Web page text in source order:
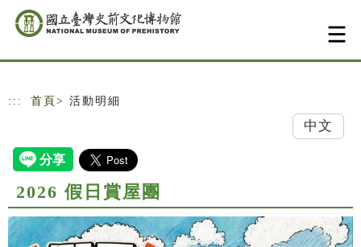
跳到主要內容
網站導覽
::: 首頁 > 活動明細
中文
2026 假日賞屋團